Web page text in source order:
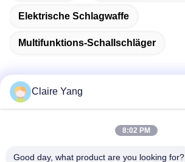
Elektrische Schlagwaffe
Multifunktions-Schallschläger
Claire Yang
8:02 PM
Good day, what product are you looking for?